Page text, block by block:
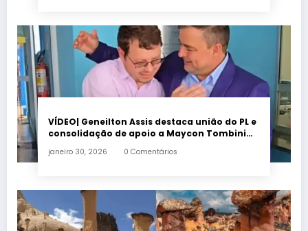
VÍDEO| Geneilton Assis destaca união do PL e
consolidação de apoio a Maycon Tombini
janeiro 30, 2026 0 Comentários